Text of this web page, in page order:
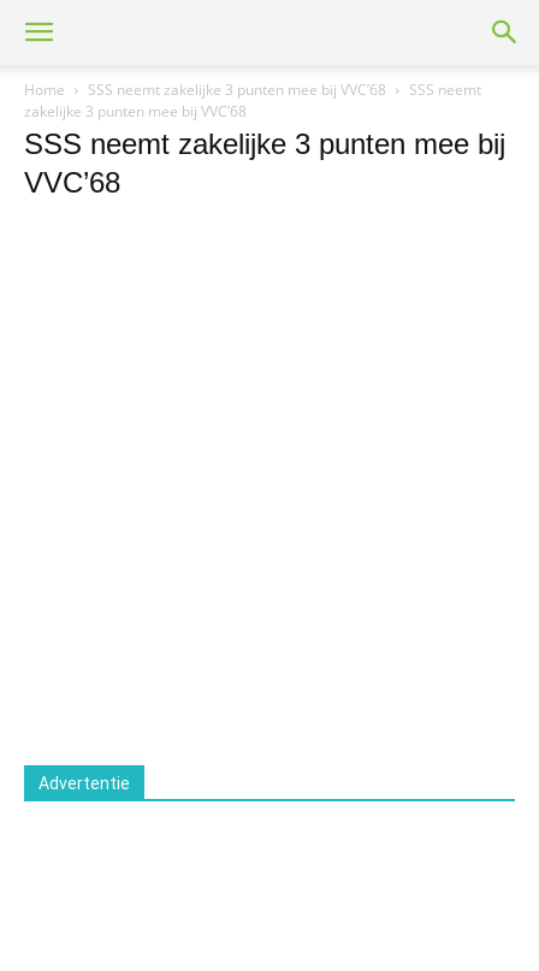
Home SSS neemt zakelijke 3 punten mee bij VVC’68
SSS neemt
zakelijke 3 punten mee bij VVC’68
SSS neemt zakelijke 3 punten mee bij
VVC’68
Advertentie